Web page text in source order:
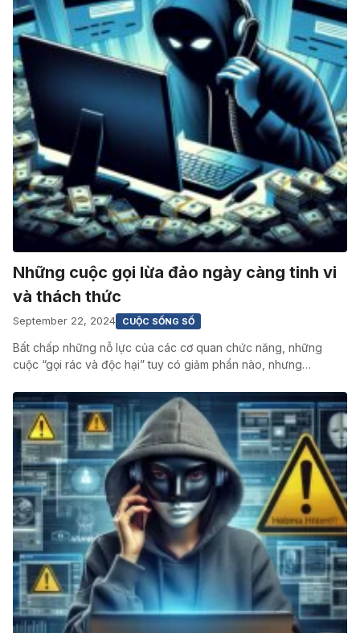
Những cuộc gọi lừa đảo ngày càng tinh vi
và thách thức
September 22, 2024 CUỘC SỐNG SỐ
Bất chấp những nỗ lực của các cơ quan chức năng, những
cuộc “gọi rác và độc hại” tuy có giảm phần nào, nhưng…